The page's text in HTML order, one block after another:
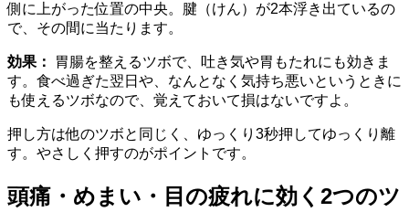
側に上がった位置の中央。腱（けん）が2本浮き出ているの
で、その間に当たります。
効果：
胃腸を整えるツボで、吐き気や胃もたれにも効きま
す。食べ過ぎた翌日や、なんとなく気持ち悪いというときに
も使えるツボなので、覚えておいて損はないですよ。
押し方は他のツボと同じく、ゆっくり3秒押してゆっくり離
す。やさしく押すのがポイントです。
頭痛・めまい・目の疲れに効く2つのツ